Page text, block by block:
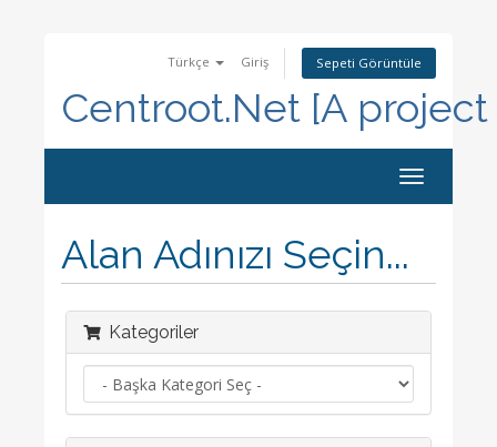
Türkçe Giriş Sepeti Görüntüle
Centroot.Net [A
Toggle
navigation
Alan Adınızı Seçin...
Kategoriler